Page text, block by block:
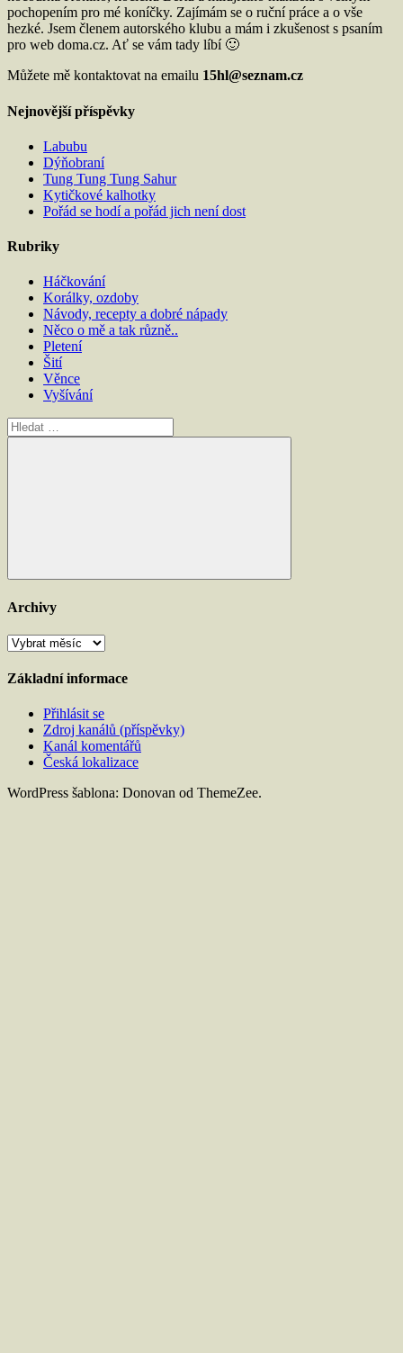
pochopením pro mé koníčky. Zajímám se o ruční práce a o vše
hezké. Jsem členem autorského klubu a mám i zkušenost s psaním
pro web doma.cz. Ať se vám tady líbí 🙂
Můžete mě kontaktovat na emailu 15hl@seznam.cz
Nejnovější příspěvky
Labubu
Dýňobraní
Tung Tung Tung Sahur
Kytičkové kalhotky
Pořád se hodí a pořád jich není dost
Rubriky
Háčkování
Korálky, ozdoby
Návody, recepty a dobré nápady
Něco o mě a tak různě..
Pletení
Šití
Věnce
Vyšívání
Hledat:
Hledat
Archivy
Archivy
Základní informace
Přihlásit se
Zdroj kanálů (příspěvky)
Kanál komentářů
Česká lokalizace
WordPress šablona: Donovan od ThemeZee.